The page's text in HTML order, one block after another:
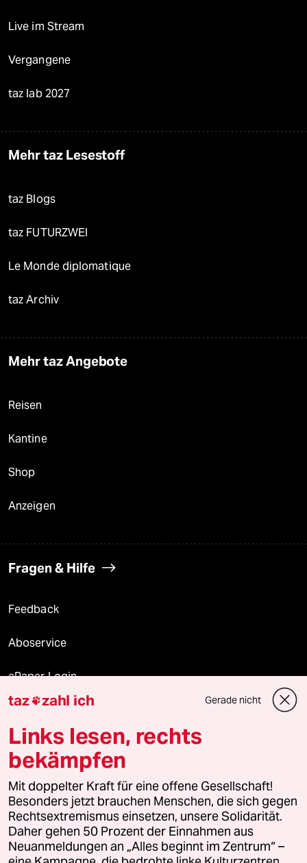
Live im Stream
Vergangene
taz lab 2027
Mehr taz Lesestoff
taz Blogs
taz FUTURZWEI
Le Monde diplomatique
taz Archiv
Mehr taz Angebote
Reisen
Kantine
Shop
Anzeigen
Fragen & Hilfe
Feedback
Aboservice
ePaper Login
Downloads für Abonnierende
© 2026 taz Verlags und Vertriebs GmbH
Alle Rechte vorbehalten. Bei rechtlichen Fragen oder für Genehmigungen
wenden Sie sich bitte an
lizenzen@taz.de
Feedback Redaktionsstatut Kommune-Richtlinien
taz zahl ich Gerade nicht
Links lesen, rechts
bekämpfen
Mit doppelter Kraft für eine offene Gesellschaft!
Besonders jetzt brauchen Menschen, die sich gegen
Rechtsextremismus einsetzen, unsere Solidarität.
Daher gehen 50 Prozent der Einnahmen aus
Neuanmeldungen an „Alles beginnt im Zentrum“ –